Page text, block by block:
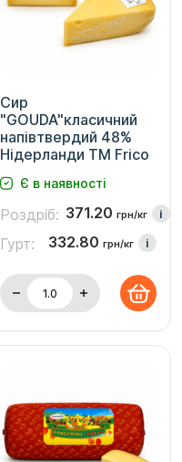
Сир
"GOUDA"класичний
напівтвердий 48%
Нідерланди ТМ Frico
Є в наявності
Роздріб: 371.20 грн/кг i
Гурт: 332.80 грн/кг i